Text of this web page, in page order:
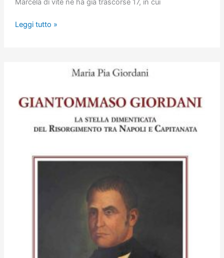
Marcela di vite ne ha già trascorse 17, in cui
La
Leggi tutto »